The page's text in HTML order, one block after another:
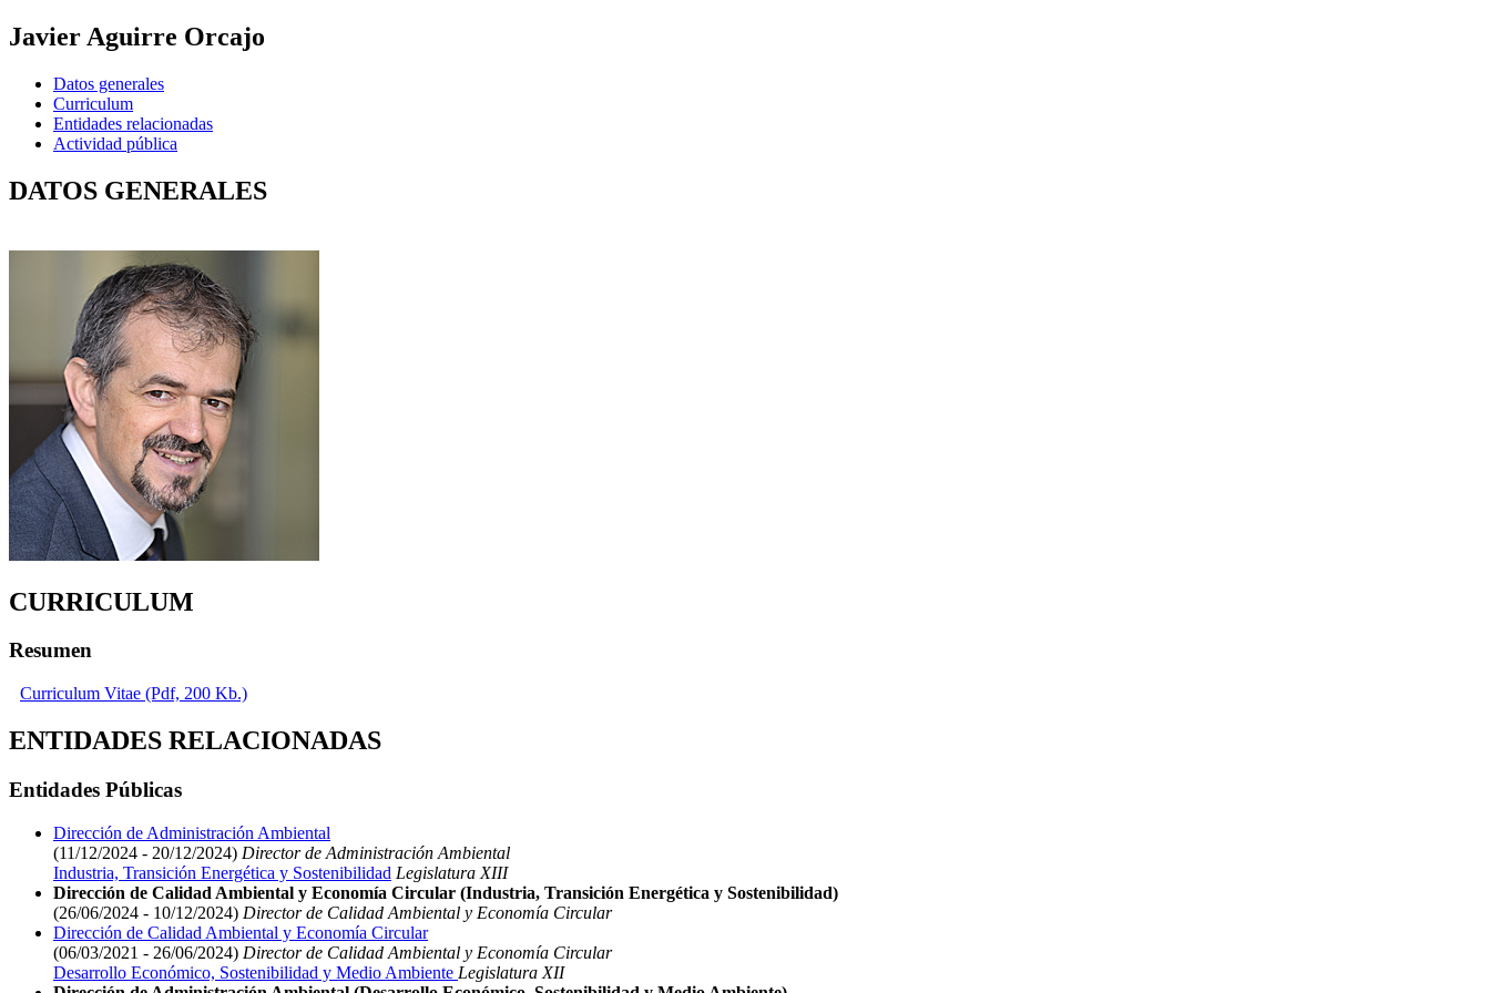
Javier Aguirre Orcajo
Datos generales
Curriculum
Entidades relacionadas
Actividad pública
DATOS GENERALES
CURRICULUM
Resumen
Curriculum Vitae (Pdf, 200 Kb.)
ENTIDADES RELACIONADAS
Entidades Públicas
Dirección de Administración Ambiental
(11/12/2024 - 20/12/2024) Director de Administración Ambiental
Industria, Transición Energética y Sostenibilidad Legislatura XIII
Dirección de Calidad Ambiental y Economía Circular (Industria, Transición Energética y Sostenibilidad)
(26/06/2024 - 10/12/2024) Director de Calidad Ambiental y Economía Circular
Dirección de Calidad Ambiental y Economía Circular
(06/03/2021 - 26/06/2024) Director de Calidad Ambiental y Economía Circular
Desarrollo Económico, Sostenibilidad y Medio Ambiente Legislatura XII